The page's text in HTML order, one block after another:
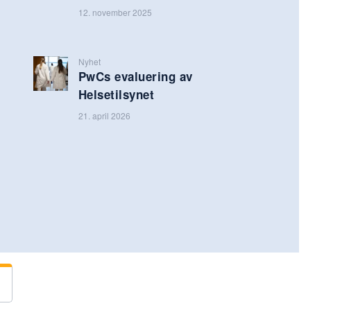
12. november 2025
Nyhet
PwCs evaluering av
Helsetilsynet
21. april 2026